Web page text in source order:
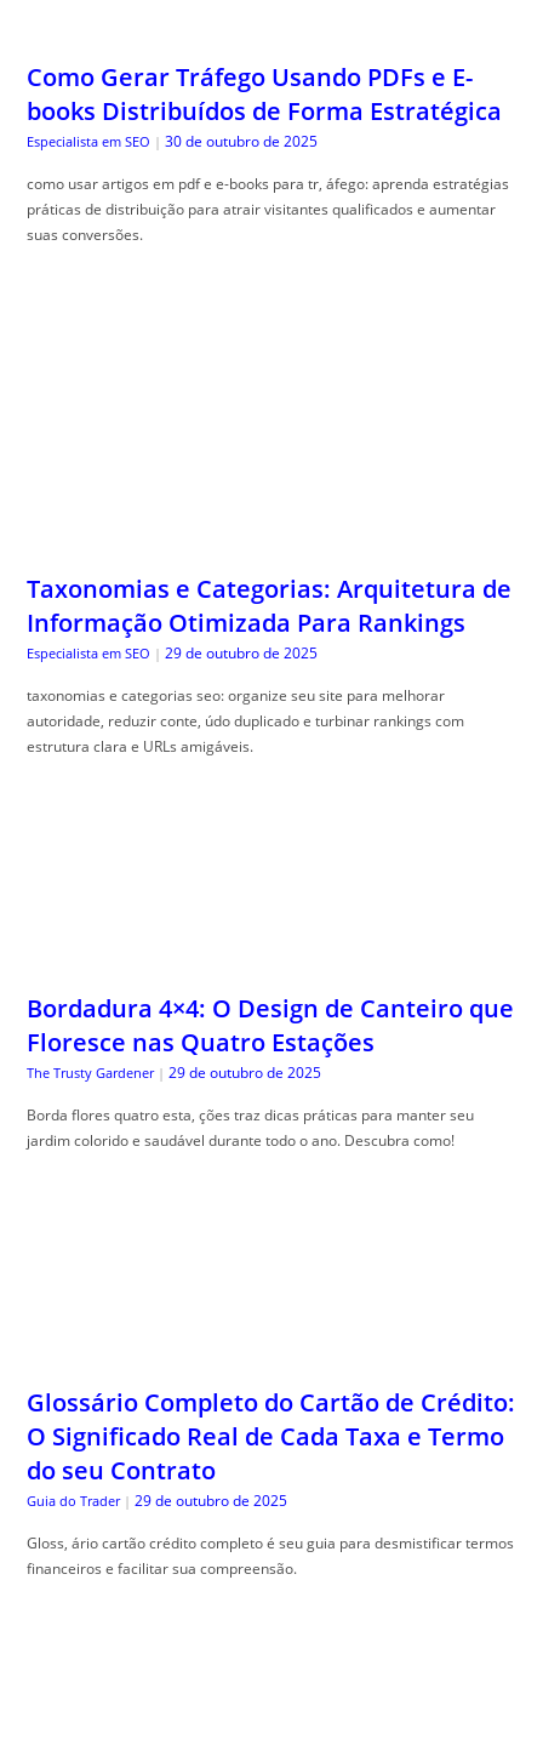
Como Gerar Tráfego Usando PDFs e E-
books Distribuídos de Forma Estratégica
Especialista em SEO | 30 de outubro de 2025
como usar artigos em pdf e e-books para tr, áfego: aprenda estratégias
práticas de distribuição para atrair visitantes qualificados e aumentar
suas conversões.
Taxonomias e Categorias: Arquitetura de
Informação Otimizada Para Rankings
Especialista em SEO | 29 de outubro de 2025
taxonomias e categorias seo: organize seu site para melhorar
autoridade, reduzir conte, údo duplicado e turbinar rankings com
estrutura clara e URLs amigáveis.
Bordadura 4×4: O Design de Canteiro que
Floresce nas Quatro Estações
The Trusty Gardener | 29 de outubro de 2025
Borda flores quatro esta, ções traz dicas práticas para manter seu
jardim colorido e saudável durante todo o ano. Descubra como!
Glossário Completo do Cartão de Crédito:
O Significado Real de Cada Taxa e Termo
do seu Contrato
Guia do Trader | 29 de outubro de 2025
Gloss, ário cartão crédito completo é seu guia para desmistificar termos
financeiros e facilitar sua compreensão.